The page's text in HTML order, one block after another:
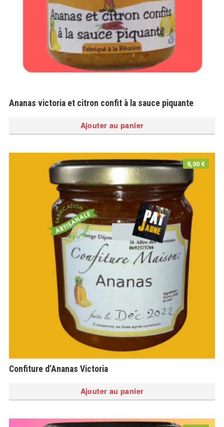
Ananas victoria et citron confit à la sauce piquante
Ajouter au panier
Confiture d’Ananas Victoria
8,00 €
Ajouter au panier